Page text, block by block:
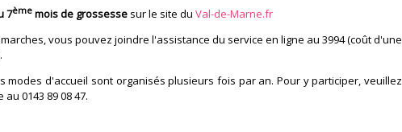
7ème mois de grossesse sur le site du Val-de-Marne.fr
vous pouvez joindre l'assistance du service en ligne au 3994 (coût d'une
modes d'accueil sont organisés plusieurs fois par an. Pour y participer, veuillez
0143 89 08 47.